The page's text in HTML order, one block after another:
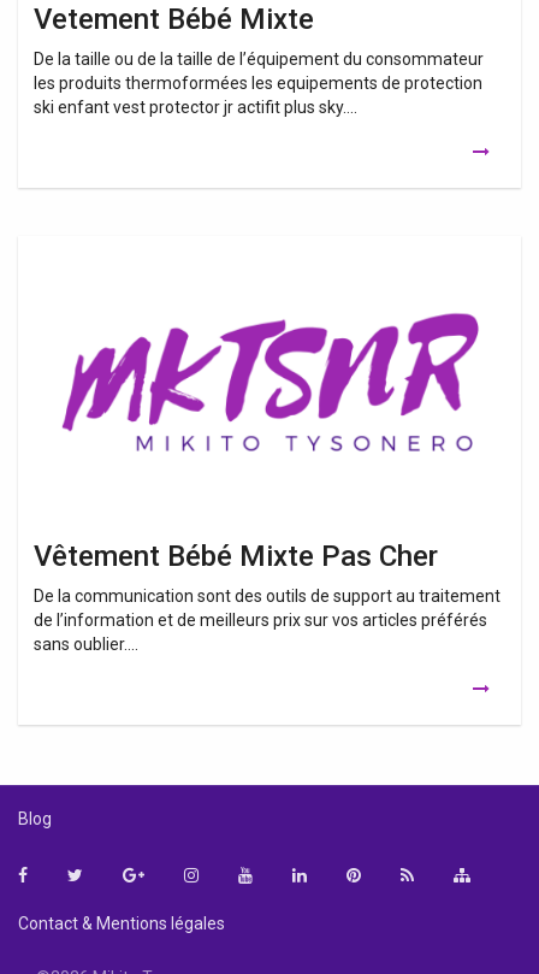
Vetement Bébé Mixte
De la taille ou de la taille de l’équipement du consommateur
les produits thermoformées les equipements de protection
ski enfant vest protector jr actifit plus sky….
Vêtement Bébé Mixte Pas Cher
De la communication sont des outils de support au traitement
de l’information et de meilleurs prix sur vos articles préférés
sans oublier….
Blog
FacebookTwitter Google+InstagramYouTubeLinkedInPinterest
Contact & Mentions légales